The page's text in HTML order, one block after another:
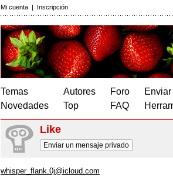
Mi cuenta | Inscripción
Temas
Novedades
Autores
Top
Foro
FAQ
Like
Enviar un mensaje privado
whisper_flank.0j@icloud.com